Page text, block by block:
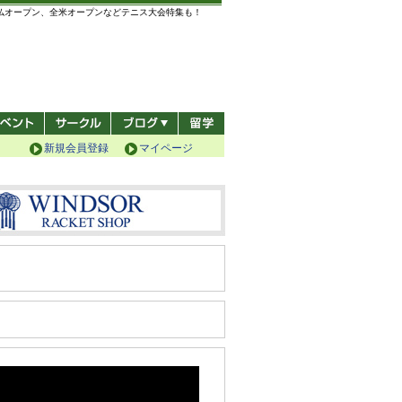
ープン、全米オープンなどテニス大会特集も！
マイページ
新規会員登録